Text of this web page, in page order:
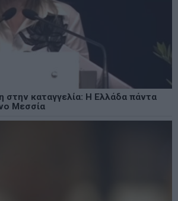
καταγγελία: Η Ελλάδα πάντα
Μεσσία